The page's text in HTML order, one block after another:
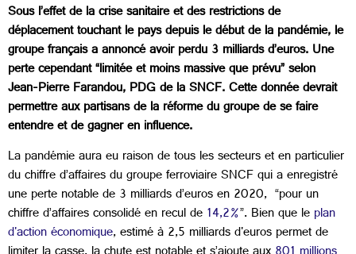
Sous l’effet de la crise sanitaire et des restrictions de
déplacement touchant le pays depuis le début de la pandémie, le
groupe français a annoncé avoir perdu 3 milliards d’euros. Une
perte cependant “limitée et moins massive que prévu” selon
Jean-Pierre Farandou, PDG de la SNCF. Cette donnée devrait
permettre aux partisans de la réforme du groupe de se faire
entendre et de gagner en influence.
La pandémie aura eu raison de tous les secteurs et en particulier
du chiffre d’affaires du groupe ferroviaire SNCF qui a enregistré
une perte notable de 3 milliards d’euros en 2020, “pour un
chiffre d’affaires consolidé en recul de14,2%”. Bien que leplan
d'action économique, estimé à 2,5 milliards d'euros permet de